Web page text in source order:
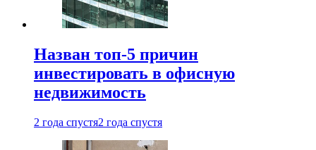
Назван топ-5 причин
инвестировать в офисную
недвижимость
2 года спустя2 года спустя